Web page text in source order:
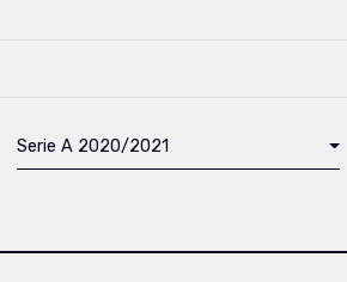
Serie A 2020/2021